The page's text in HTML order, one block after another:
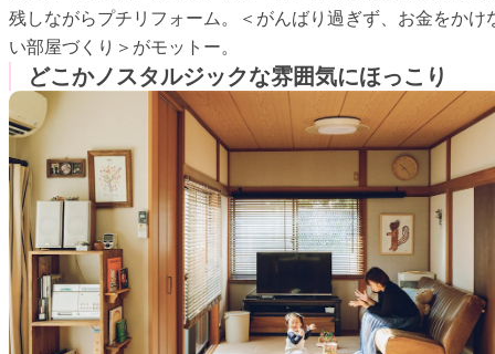
残しながらプチリフォーム。＜がんばり過ぎず、お金をかけ
い部屋づくり＞がモットー。
どこかノスタルジックな雰囲気にほっこり